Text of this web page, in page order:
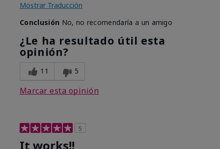
Mostrar Traducción
Conclusión No, no recomendaría a un amigo
¿Le ha resultado útil esta
opinión?
11 5
Marcar esta opinión
5
It works!!